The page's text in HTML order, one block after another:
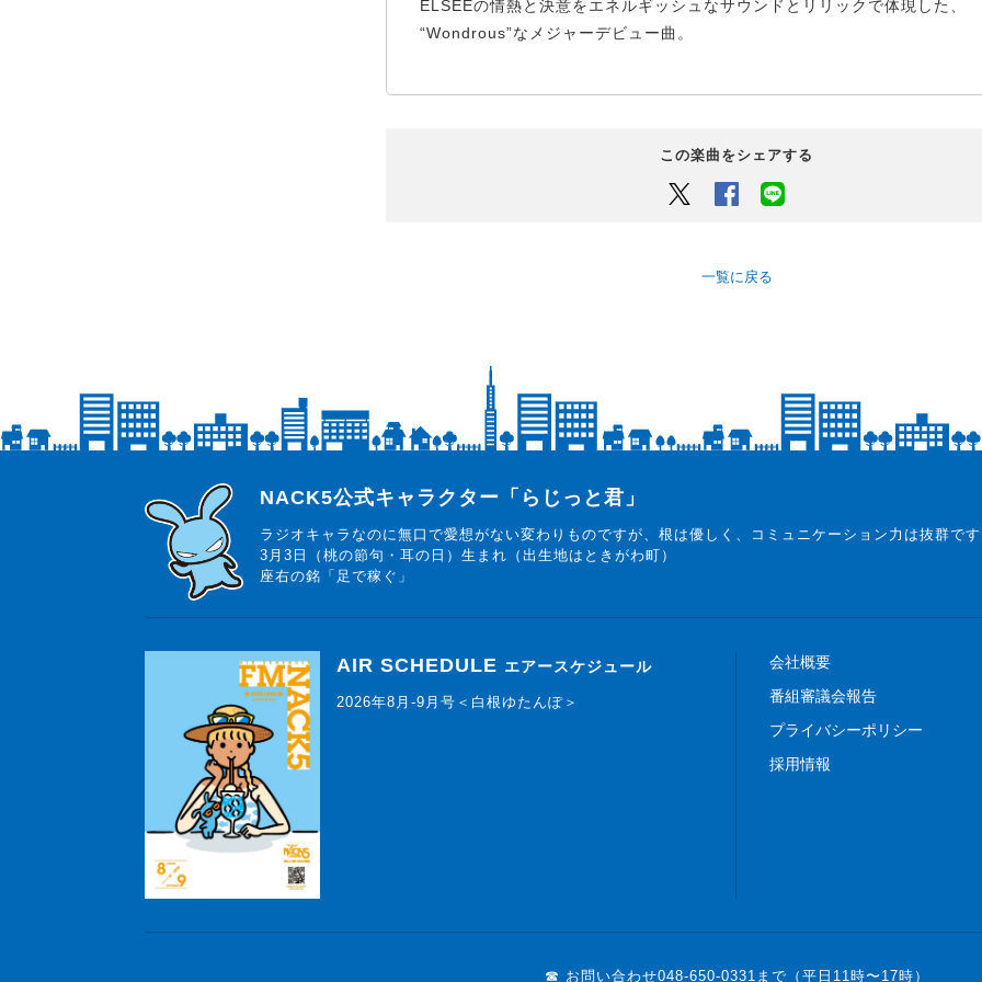
ELSEEの情熱と決意をエネルギッシュなサウンドとリリックで体現した、
“Wondrous”なメジャーデビュー曲。
この楽曲をシェアする
Twitter Facebook
一覧に戻る
らじっと君
NACK5公式キャラクター「らじっと君」
ラジオキャラなのに無口で愛想がない変わりものですが、根は優しく、コミュニケーション力は抜群で
3月3日（桃の節句・耳の日）生まれ（出生地はときがわ町）
座右の銘「足で稼ぐ」
AIR SCHEDULE エアースケジュール
2026年8月-9月号＜白根ゆたんぽ＞
会社概要
番組審議会報告
プライバシーポリシー
採用情報
☎ お問い合わせ048-650-0331まで（平日11時〜17時）